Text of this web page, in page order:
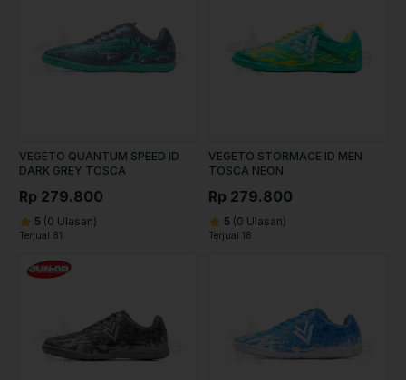
VEGETO QUANTUM SPEED ID
DARK GREY TOSCA
Rp 279.800
5 (0 Ulasan)
Terjual 81
VEGETO STORMACE ID MEN
TOSCA NEON
Rp 279.800
5 (0 Ulasan)
Terjual 18